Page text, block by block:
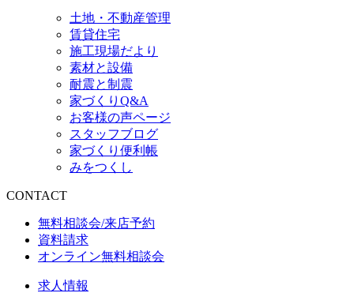
土地・不動産管理
賃貸住宅
施工現場だより
素材と設備
耐震と制震
家づくりQ&A
お客様の声ページ
スタッフブログ
家づくり便利帳
みをつくし
CONTACT
無料相談会/来店予約
資料請求
オンライン無料相談会
求人情報